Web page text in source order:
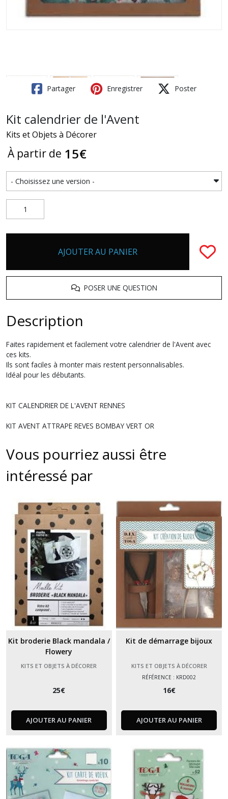
Partager Enregistrer Poster
Kit calendrier de l'Avent
Kits et Objets à Décorer
À partir de 15€
AJOUTER AU PANIER
POSER UNE QUESTION
Description
Faites rapidement et facilement votre calendrier de l'Avent avec
ces kits.
Ils sont faciles à monter mais restent personnalisables.
Idéal pour les débutants.
KIT CALENDRIER DE L'AVENT RENNES
KIT AVENT ATTRAPE REVES BOMBAY VERT OR
Vous pourriez aussi être
intéressé par
Kit broderie Black mandala /
Flowery
KITS ET OBJETS À DÉCORER
25€
AJOUTER AU PANIER
Kit de démarrage bijoux
KITS ET OBJETS À DÉCORER
RÉFÉRENCE : KRD002
16€
AJOUTER AU PANIER